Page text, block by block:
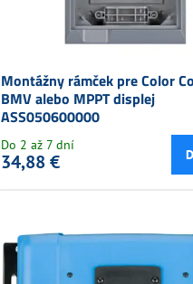
Montážny rámček pre Color
BMV alebo MPPT displej
ASS050600000
Do 2 až 7 dní
34,88 €